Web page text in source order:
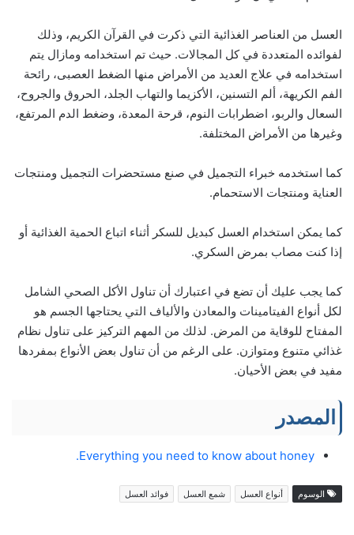
العسل من العناصر الغذائية التي ذكرت في القرآن الكريم، وذلك
لفوائده المتعددة في كل المجالات. حيث تم استخدامه ومازال يتم
استخدامه في علاج العديد من الأمراض منها الضغط العصبى، رائحة
الفم الكريهة، ألم التسنين، الأكزيما والتهاب الجلد، الحروق والجروح،
السعال والربو، اضطرابات النوم، قرحة المعدة، وضغط الدم المرتفع،
وغيرها من الأمراض المختلفة.
كما استخدمه خبراء التجميل في صنع مستحضرات التجميل ومنتجات
العناية ومنتجات الاستحمام.
كما يمكن استخدام العسل كبديل للسكر أثناء اتباع الحمية الغذائية أو
إذا كنت مصاب بمرض السكري.
كما يجب عليك أن تضع في اعتبارك أن تناول الأكل الصحي الشامل
لكل أنواع الفيتامينات والمعادن والألياف التي يحتاجها الجسم هو
المفتاح للوقاية من المرض. لذلك من المهم التركيز على تناول نظام
غذائي متنوع ومتوازن. على الرغم من أن تناول بعض الأنواع بمفردها
مفيد في بعض الأحيان.
المصدر
Everything you need to know about honey.
الوسوم أنواع العسل شمع العسل فوائد العسل